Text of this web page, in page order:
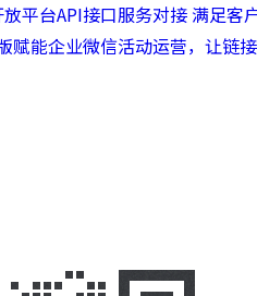
平台API接口服务对接 满足客
赋能企业微信活动运营，让链接